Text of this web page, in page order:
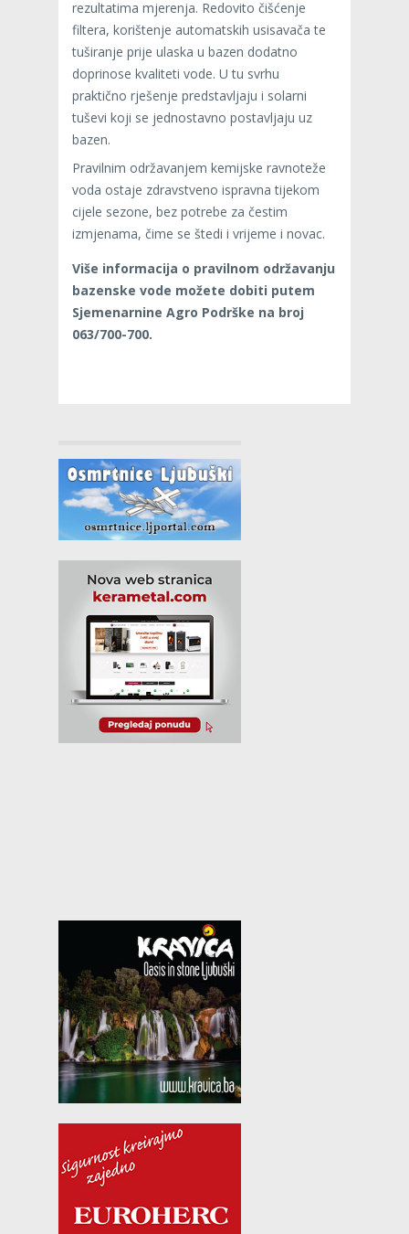
rezultatima mjerenja. Redovito čišćenje
filtera, korištenje automatskih usisavača te
tuširanje prije ulaska u bazen dodatno
doprinose kvaliteti vode. U tu svrhu
praktično rješenje predstavljaju i solarni
tuševi koji se jednostavno postavljaju uz
bazen.
Pravilnim održavanjem kemijske ravnoteže
voda ostaje zdravstveno ispravna tijekom
cijele sezone, bez potrebe za čestim
izmjenama, čime se štedi i vrijeme i novac.
Više informacija o pravilnom održavanju
bazenske vode možete dobiti putem
Sjemenarnine Agro Podrške na broj
063/700-700.